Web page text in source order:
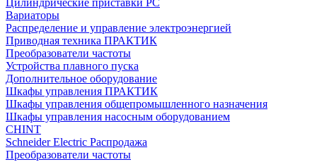
Цилиндрические приставки PC
Вариаторы
Распределение и управление электроэнергией
Приводная техника ПРАКТИК
Преобразователи частоты
Устройства плавного пуска
Дополнительное оборудование
Шкафы управления ПРАКТИК
Шкафы управления общепромышленного назначения
Шкафы управления насосным оборудованием
CHINT
Schneider Electric Распродажа
Преобразователи частоты